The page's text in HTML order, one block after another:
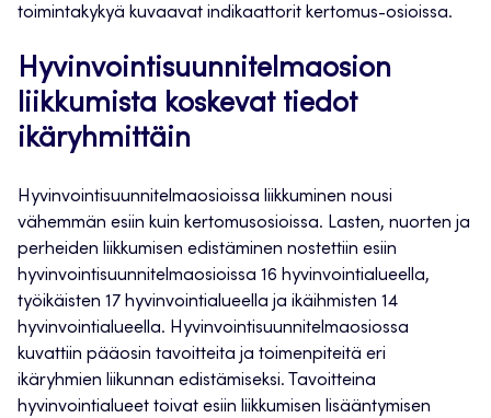
toimintakykyä kuvaavat indikaattorit kertomus-osioissa.
Hyvinvointisuunnitelmaosion
liikkumista koskevat tiedot
ikäryhmittäin
Hyvinvointisuunnitelmaosioissa liikkuminen nousi
vähemmän esiin kuin kertomusosioissa. Lasten, nuorten ja
perheiden liikkumisen edistäminen nostettiin esiin
hyvinvointisuunnitelmaosioissa 16 hyvinvointialueella,
työikäisten 17 hyvinvointialueella ja ikäihmisten 14
hyvinvointialueella. Hyvinvointisuunnitelmaosiossa
kuvattiin pääosin tavoitteita ja toimenpiteitä eri
ikäryhmien liikunnan edistämiseksi. Tavoitteina
hyvinvointialueet toivat esiin liikkumisen lisääntymisen